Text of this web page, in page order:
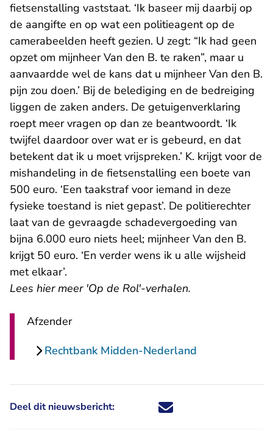
fietsenstalling vaststaat. ‘Ik baseer mij daarbij op
de aangifte en op wat een politieagent op de
camerabeelden heeft gezien. U zegt: “Ik had geen
opzet om mijnheer Van den B. te raken”, maar u
aanvaardde wel de kans dat u mijnheer Van den B.
pijn zou doen.’ Bij de belediging en de bedreiging
liggen de zaken anders. De getuigenverklaring
roept meer vragen op dan ze beantwoordt. ‘Ik
twijfel daardoor over wat er is gebeurd, en dat
betekent dat ik u moet vrijspreken.’ K. krijgt voor de
mishandeling in de fietsenstalling een boete van
500 euro. ‘Een taakstraf voor iemand in deze
fysieke toestand is niet gepast’. De politierechter
laat van de gevraagde schadevergoeding van
bijna 6.000 euro niets heel; mijnheer Van den B.
krijgt 50 euro. ‘En verder wens ik u alle wijsheid
met elkaar’.
Lees hier meer 'Op de Rol'-verhalen.
Afzender
Rechtbank Midden-Nederland
Deel dit nieuwsbericht: Deel dit nieuwsbericht via X -
Deel dit nieuwsbericht via
Deel dit nieuwsbericht
Deel dit